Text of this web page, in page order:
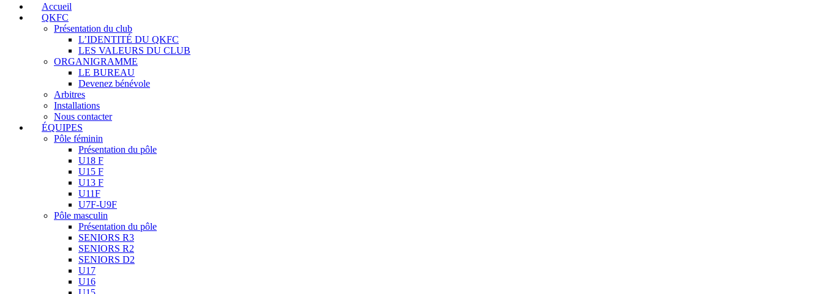
Accueil
QKFC
Présentation du club
L’IDENTITÉ DU QKFC
LES VALEURS DU CLUB
ORGANIGRAMME
LE BUREAU
Devenez bénévole
Arbitres
Installations
Nous contacter
ÉQUIPES
Pôle féminin
Présentation du pôle
U18 F
U15 F
U13 F
U11F
U7F-U9F
Pôle masculin
Présentation du pôle
SENIORS R3
SENIORS R2
SENIORS D2
U17
U16